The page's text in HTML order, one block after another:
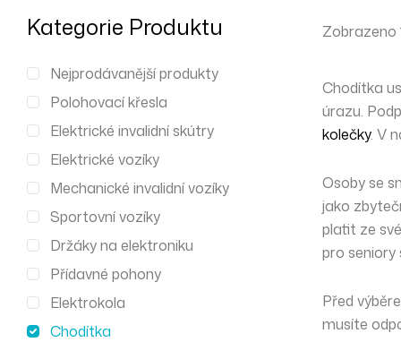
Zobrazeno
Chodítka
úrazu.
kolečky. V
Osoby se
jako
platit ze
pro seniory
Před
musíte
Kategorie Produktu
Nejprodávanější produkty
Polohovací křesla
Elektrické invalidní skútry
Elektrické vozíky
Mechanické invalidní vozíky
Sportovní vozíky
Držáky na elektroniku
Přídavné pohony
Elektrokola
Chodítka